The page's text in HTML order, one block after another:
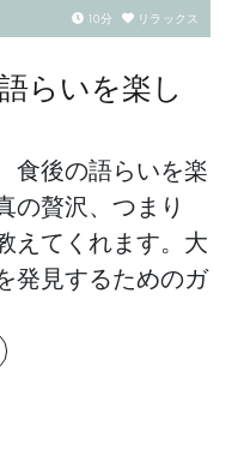
10分 リラックス
らいを楽し
食後の語らいを楽
贅沢、つまり
えてくれます。大
発見するためのガ